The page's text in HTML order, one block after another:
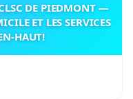
DE PIEDMONT —
ET LES SERVICES
HAUT!